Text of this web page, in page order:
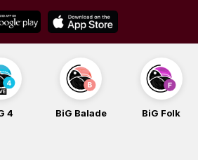
4 BiG Balade BiG Folk